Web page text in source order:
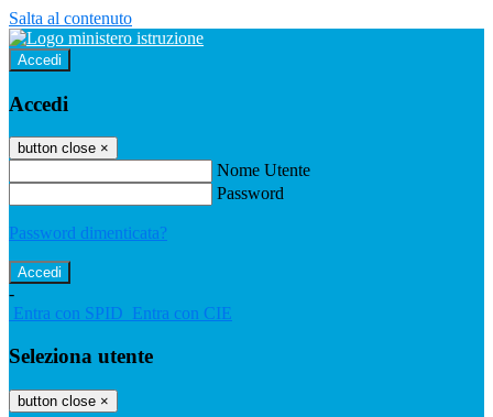
Salta al contenuto
Accedi
Accedi
button close ×
Nome Utente
Password
Password dimenticata?
-
Entra con SPID Entra con CIE
Seleziona utente
button close ×